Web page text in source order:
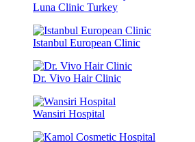
Luna Clinic Turkey
Istanbul European Clinic
Dr. Vivo Hair Clinic
Wansiri Hospital